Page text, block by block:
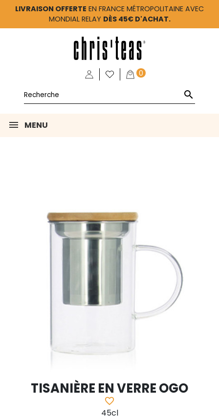
LIVRAISON OFFERTE EN FRANCE MÉTROPOLITAINE AVEC
MONDIAL RELAY DÈS 45€ D'ACHAT.
0

MENU
TISANIÈRE EN VERRE OGO
favorite_border
45cl